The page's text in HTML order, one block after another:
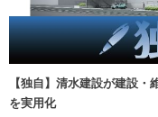
【独自】清水建設が建設
を実用化